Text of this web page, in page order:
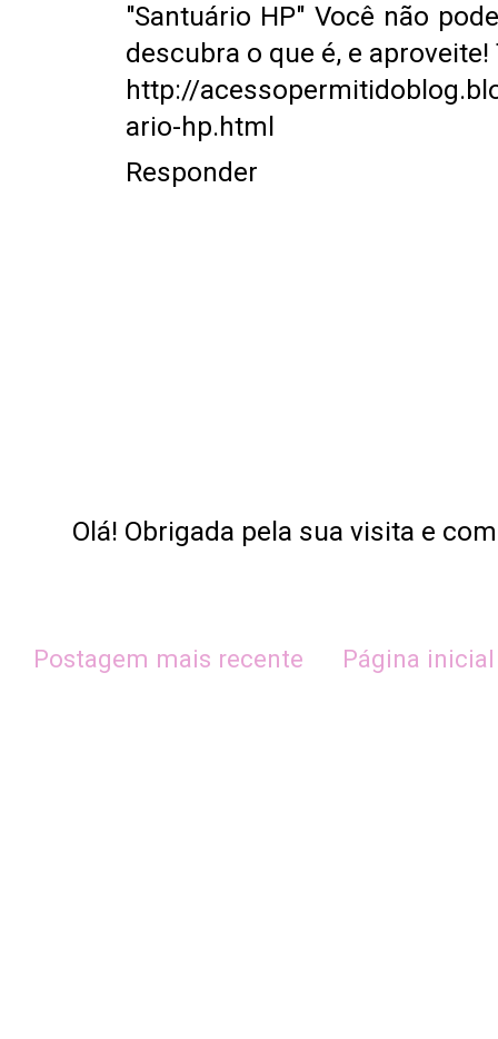
"Santuário HP" Você não
descubra o que é, e aproveite!
http://
ario-hp.html
Responder
Olá! Obrigada pela sua visita e
Postagem mais recente Página inicial